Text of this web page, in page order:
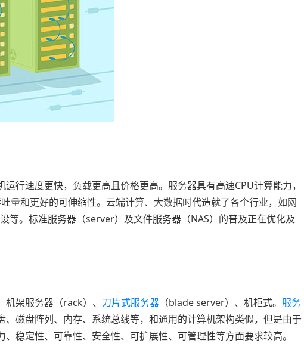
行速度更快，负载更高且价格更高。服务器具有高速CPU计算能力，
量和更好的可伸缩性。云端计算、大数据时代造就了各个行业，如网
等。标准服务器（server）及文件服务器（NAS）的普及正在优化及
架服务器（rack）、 刀片式服务器 （blade server）、机柜式。 服务
、磁盘阵列、内存、系统总线等，和通用的计算机架构类似，但是由于
稳定性、可靠性、安全性、可扩展性、可管理性等方面要求较高。